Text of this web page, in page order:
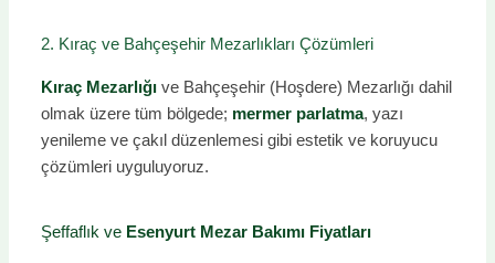
2. Kıraç ve Bahçeşehir Mezarlıkları Çözümleri
Kıraç Mezarlığı ve Bahçeşehir (Hoşdere) Mezarlığı dahil
olmak üzere tüm bölgede; mermer parlatma, yazı
yenileme ve çakıl düzenlemesi gibi estetik ve koruyucu
çözümleri uyguluyoruz.
Şeffaflık ve Esenyurt Mezar Bakımı Fiyatları